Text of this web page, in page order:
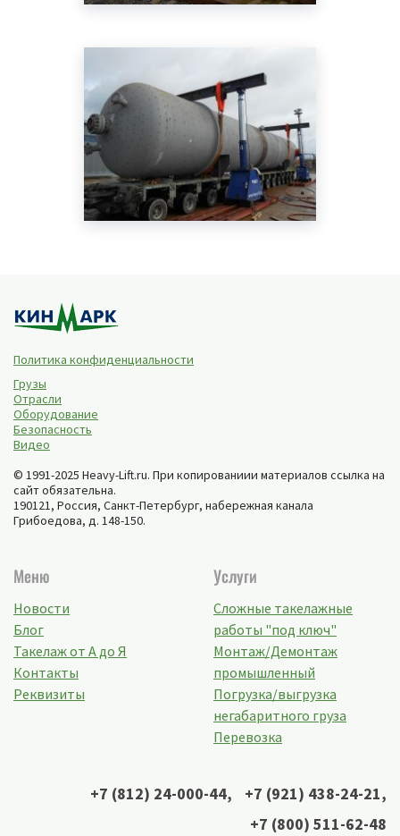
Политика конфиденциальности
Грузы
Отрасли
Оборудование
Безопасность
Видео
© 1991-2025 Heavy-Lift.ru. При копированиии материалов ссылка на
сайт обязательна.
190121, Россия, Санкт-Петербург, набережная канала
Грибоедова, д. 148-150.
Меню
Новости
Блог
Такелаж от А до Я
Контакты
Реквизиты
Услуги
Сложные такелажные
работы "под ключ"
Монтаж/Демонтаж
промышленный
Погрузка/выгрузка
негабаритного груза
Перевозка
+7 (812) 24-000-44, +7 (921) 438-24-21,
+7 (800) 511-62-48